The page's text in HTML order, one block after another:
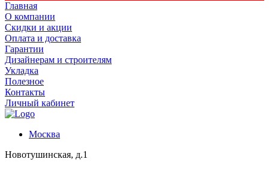
Главная
О компании
Скидки и акции
Оплата и доставка
Гарантии
Дизайнерам и строителям
Укладка
Полезное
Контакты
Личный кабинет
Москва
Новотушинская, д.1